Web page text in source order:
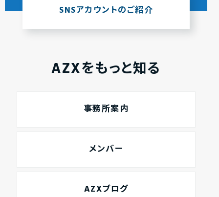
SNSアカウントのご紹介
AZXをもっと知る
事務所案内
メンバー
AZXブログ